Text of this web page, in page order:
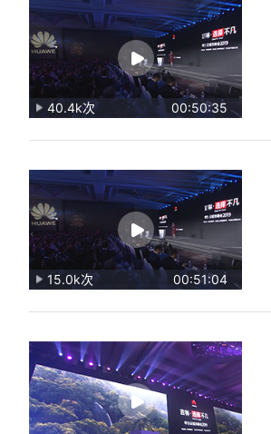
40.4k次 00:50:35
15.0k次 00:51:04